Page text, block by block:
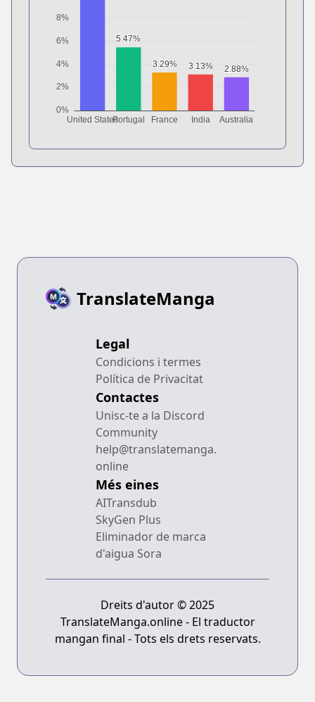
TranslateManga
Legal
Condicions i termes
Política de Privacitat
Contactes
Unisc-te a la Discord
Community
help@translatemanga.
online
Més eines
AITransdub
SkyGen Plus
Eliminador de marca
d'aigua Sora
Dreits d'autor © 2025
TranslateManga.online - El traductor
mangan final - Tots els drets reservats.